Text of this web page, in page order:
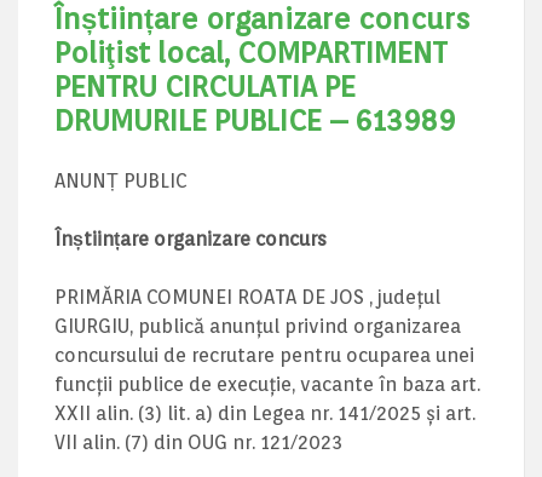
Înștiințare organizare concurs
Poliţist local, COMPARTIMENT
PENTRU CIRCULATIA PE
DRUMURILE PUBLICE – 613989
ANUNȚ PUBLIC
Înștiințare organizare concurs
PRIMĂRIA COMUNEI ROATA DE JOS , județul
GIURGIU, publică anunțul privind organizarea
concursului de recrutare pentru ocuparea unei
funcții publice de execuție, vacante în baza art.
XXII alin. (3) lit. a) din Legea nr. 141/2025 și art.
VII alin. (7) din OUG nr. 121/2023